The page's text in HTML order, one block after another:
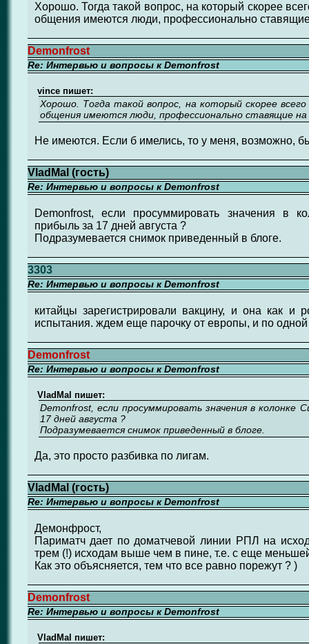
Хорошо. Тогда такой вопрос, на который скорее
общения имеются люди, профессионально
Demonfrost
Re: Интервью и вопросы к Demonfrost
vince пишет:
Хорошо. Тогда такой вопрос, на который скорее
общения имеются люди, профессионально ставящие на
Не имеются. Если б имелись, то у меня, возможно,
VladMal (гость)
Re: Интервью и вопросы к Demonfrost
Demonfrost, если просуммировать значения в
прибыль за 17 дней августа ?
Подразумевается снимок приведенный в блоге.
3303
Re: Интервью и вопросы к Demonfrost
китайцы зарегистрировали вакцину, и она как и
испытания. ждем еще парочку от европы, и по
Demonfrost
Re: Интервью и вопросы к Demonfrost
VladMal пишет:
Demonfrost, если просуммировать значения в колонке
17 дней августа ?
Подразумевается снимок приведенный в блоге.
Да, это просто разбивка по лигам.
VladMal (гость)
Re: Интервью и вопросы к Demonfrost
Демонфрост,
Париматч дает по доматчевой линии РПЛ на
трем (!) исходам выше чем в пине, т.е. с еще
Как это объясняется, тем что все равно порежут ? )
Demonfrost
Re: Интервью и вопросы к Demonfrost
VladMal пишет: